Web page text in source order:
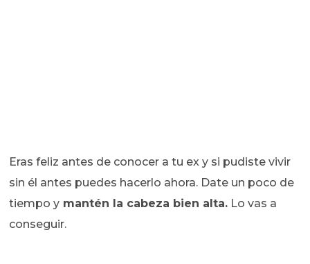
Eras feliz antes de conocer a tu ex y si pudiste vivir
sin él antes puedes hacerlo ahora. Date un poco de
tiempo y mantén la cabeza bien alta. Lo vas a
conseguir.